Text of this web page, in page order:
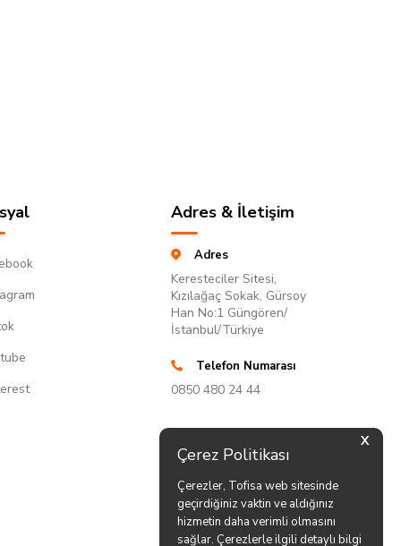
X
Çerez Politikası
Çerezler, Tofisa web sitesinde
geçirdiğiniz vaktin ve aldığınız
hizmetin daha verimli olmasını
sağlar. Çerezlerle ilgili detaylı bilgi
Adres & İletişim
Adres
Keresteciler Sitesi,
Kızılağaç Sokak, Gürsoy
Han No:1 Güngören/
İstanbul/Türkiye
Telefon Numarası
0850 480 24 44